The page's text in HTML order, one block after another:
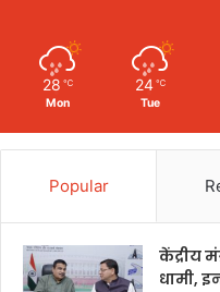
28 ℃
Mon
24 ℃
Tue
Popular
केंद्रीय
धामी,